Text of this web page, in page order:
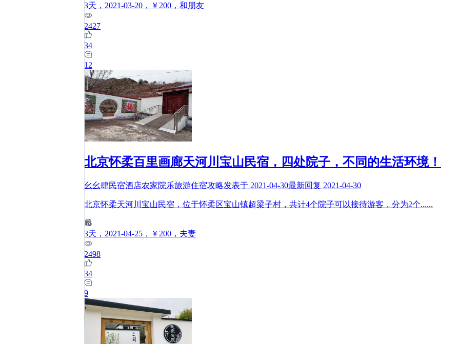
3天 ，2021-03-20 ，￥200 ，和朋友
2427
34
12
北京怀柔百里画廊天河川宝山民宿，四处院子，不同的生活环境！
幺幺肆民宿酒店农家院乐旅游住宿攻略发表于 2021-04-30最新回复 2021-04-30
北京怀柔天河川宝山民宿，位于怀柔区宝山镇超梁子村，共计4个院子可以接待游客，分为2个......
3天 ，2021-04-25 ，￥200 ，夫妻
2498
34
9